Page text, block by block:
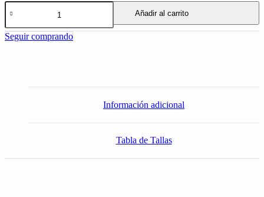
Air
Jordan
1
Low-
Añadir al carrito
Seguir comprando
Información adicional
Tabla de Tallas